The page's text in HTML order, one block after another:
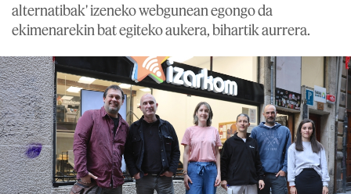
alternatibak' izeneko webgunean egongo da
ekimenarekin bat egiteko aukera, bihartik aurrera.